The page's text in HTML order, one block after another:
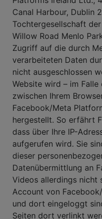
Canal Harbour, Dublin
Tochtergesellschaft
Willow Road Menlo
Zugriff auf die durch
verarbeiteten Daten
nicht ausgeschlossen
Website wird – im
zwischen Ihrem
Facebook/Meta
hergestellt. So erfährt
dass über Ihre IP-
aufgerufen wird. Sie
dieser
Datenübermittlung an
Videos allerdings nicht
Account von
und dort eingeloggt
Seiten dort verlinkt